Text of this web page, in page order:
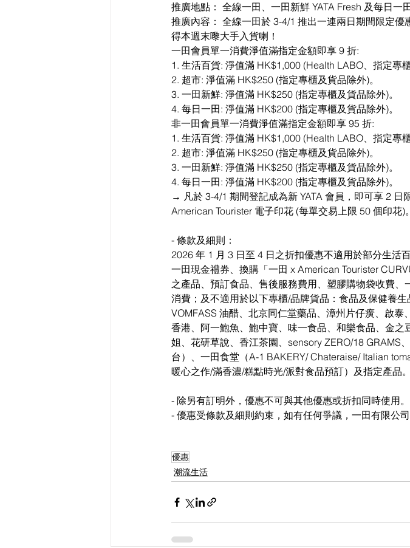
推廣地點： 全線一田、一田新鮮 YATA Fresh 及每日一
推廣內容： 全線一田於 3-4/1 推出一連兩日期間限定優
得本週末嚟大手入貨喇！
一田會員單一消費淨值滿指定金額即享 9 折:
1. 生活百貨: 淨值滿 HK$1,000 (Health LABO、指定專
2. 超市: 淨值滿 HK$250 (指定專櫃及貨品除外)。
3. 一田新鮮: 淨值滿 HK$250 (指定專櫃及貨品除外)。
4. 每日一田: 淨值滿 HK$200 (指定專櫃及貨品除外)。
非一田會員單一消費淨值滿指定金額即享 95 折:
1. 生活百貨: 淨值滿 HK$1,000 (Health LABO、指定專
2. 超市: 淨值滿 HK$250 (指定專櫃及貨品除外)。
3. 一田新鮮: 淨值滿 HK$250 (指定專櫃及貨品除外)。
4. 每日一田: 淨值滿 HK$200 (指定專櫃及貨品除外)。
→ 凡於 3-4/1 期間登記成為新 YATA 會員，即可享 2 日
American Tourister 電子印花 (每單交易上限 50 個印花)。
- 條款及細則：
2026 年 1 月 3 日至 4 日之折扣優惠不適用於部分生活
一田現金禮券、換購「一田 x American Tourister
之產品、預訂食品、售後服務費用、塑膠購物袋收費、
消費；及不適用於以下專櫃/品牌貨品：食品及保健養生
VOMFASS 油醋、北京同仁堂藥品、漳州片仔癀、啟
香港、阿一鮑魚、鮑中寶、味一食品、和樂食品、金
姐、花研草說、香江茶園、sensory ZERO/18 GRAMS
台）、一田食堂（A-1 BAKERY/ Chateraise/ Italian
暖心之作/滿香濃/糕點時光/派對食品預訂）及指定產品。
- 除另有訂明外，優惠不可與其他優惠或折扣同時使用。
- 優惠受條款及細則約束，如有任何爭議，一田有限公
優惠
潮流生活